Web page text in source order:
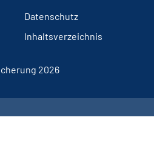
Datenschutz
Inhaltsverzeichnis
2026